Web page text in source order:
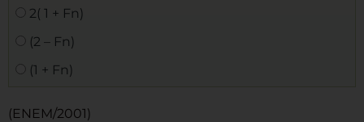
2( 1 + Fn)
(2 – Fn)
(1 + Fn)
(ENEM/2001)